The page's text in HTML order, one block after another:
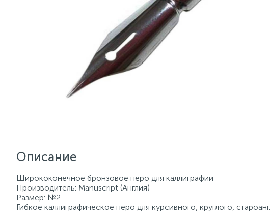
Описание
Ширококонечное бронзовое перо для каллиграфии
Производитель: Manuscript (Англия)
Размер: №2
Гибкое каллиграфическое перо для курсивного, круглого,